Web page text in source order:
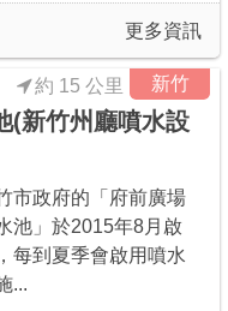
更多資訊
新竹
(新竹州廳噴水設
約 15 公里
市政府的「府前廣場
池」於2015年8月啟
每到夏季會啟用噴水
...